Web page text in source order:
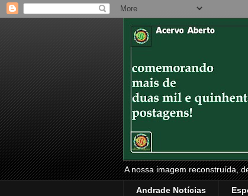
A nossa imagem reconstruída,
Andrade Notícias